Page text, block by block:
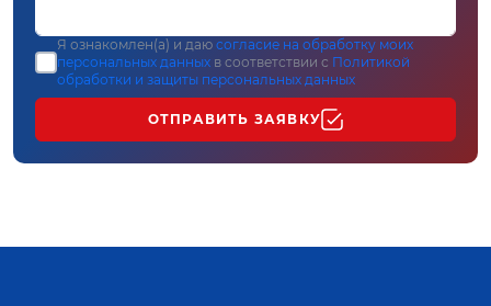
Я ознакомлен(а) и даю согласие на обработку моих
персональных данных в соответствии с Политикой
обработки и защиты персональных данных
ОТПРАВИТЬ ЗАЯВКУ